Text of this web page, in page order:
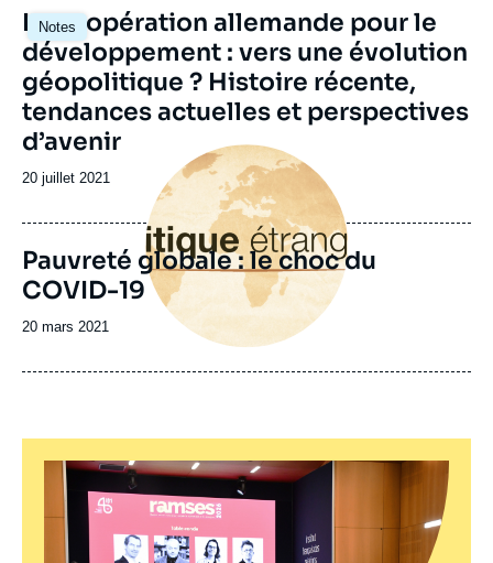
Notes
La coopération allemande pour le
développement : vers une évolution
géopolitique ? Histoire récente,
tendances actuelles et perspectives
d’avenir
Date
publication
20 juillet 2021
principale
Pauvreté globale : le choc du
COVID-19
Date
publication
20 mars 2021